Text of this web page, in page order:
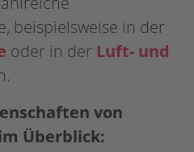
beispielsweise in der
oder in der Luft- und
von
Überblick: